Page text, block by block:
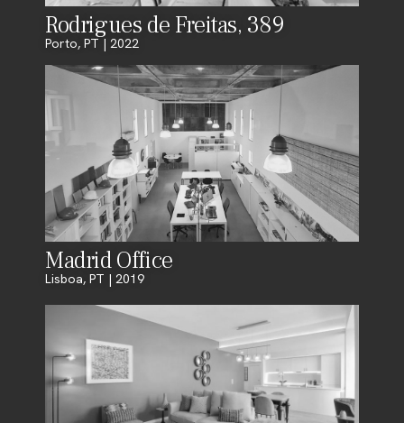
Rodrigues de Freitas, 389
Porto, PT | 2022
Madrid Office
Lisboa, PT | 2019